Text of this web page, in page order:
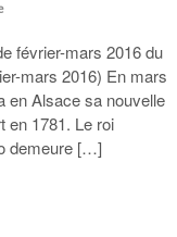
février-mars 2016 du
mars 2016) En mars
en Alsace sa nouvelle
en 1781. Le roi
demeure […]